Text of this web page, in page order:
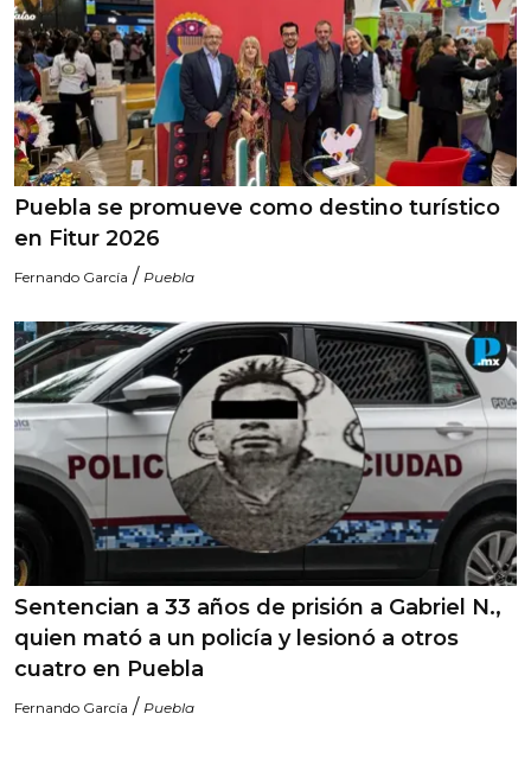
Puebla se promueve como destino turístico
en Fitur 2026
Fernando García / Puebla
Sentencian a 33 años de prisión a Gabriel N.,
quien mató a un policía y lesionó a otros
cuatro en Puebla
Fernando García / Puebla